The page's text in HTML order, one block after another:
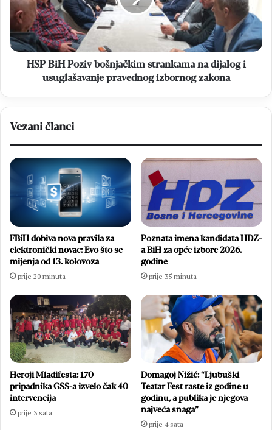
na
dijalog
i
usuglašavanje
pravednog
HSP BiH Poziv bošnjačkim strankama na dijalog i
usuglašavanje pravednog izbornog zakona
Vezani članci
FBiH dobiva nova pravila za
elektronički novac: Evo što se
mijenja od 13. kolovoza
prije 20 minuta
Poznata imena kandidata HDZ-
a BiH za opće izbore 2026.
godine
prije 35 minuta
Heroji Mladifesta: 170
pripadnika GSS-a izvelo čak 40
intervencija
prije 3 sata
Domagoj Nižić: “Ljubuški
Teatar Fest raste iz godine u
godinu, a publika je njegova
najveća snaga”
prije 4 sata